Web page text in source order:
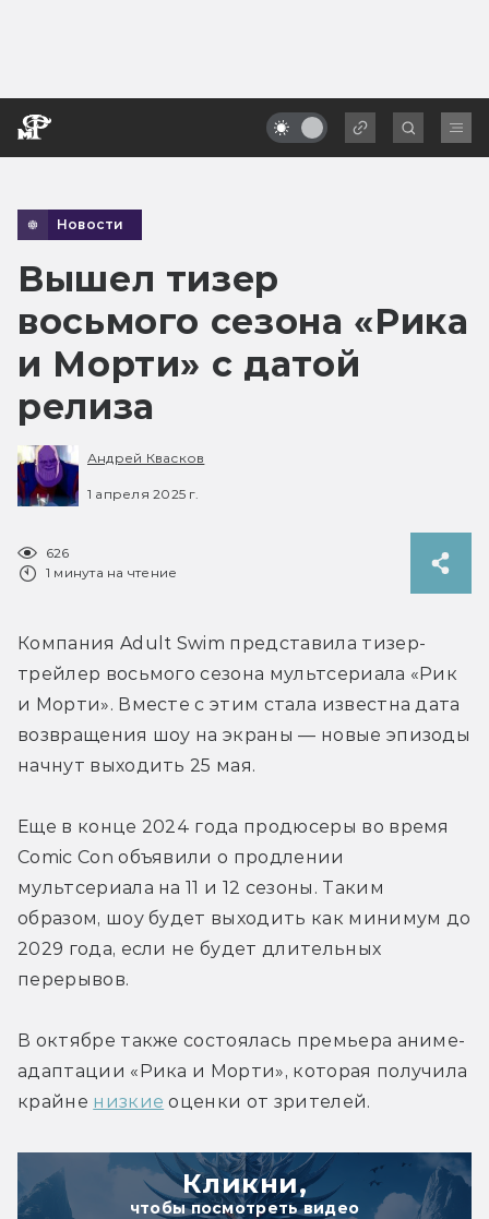
Новости
Вышел тизер
восьмого сезона «Рика
и Морти» с датой
релиза
Андрей Квасков
1 апреля 2025 г.
626
1 минута на чтение
Компания Adult Swim представила тизер-
трейлер восьмого сезона мультсериала «Рик
и Морти». Вместе с этим стала известна дата
возвращения шоу на экраны — новые эпизоды
начнут выходить 25 мая.
Еще в конце 2024 года продюсеры во время
Comic Con объявили о продлении
мультсериала на 11 и 12 сезоны. Таким
образом, шоу будет выходить как минимум до
2029 года, если не будет длительных
перерывов.
В октябре также состоялась премьера аниме-
адаптации «Рика и Морти», которая получила
крайне низкие оценки от зрителей.
Кликни,
чтобы посмотреть видео